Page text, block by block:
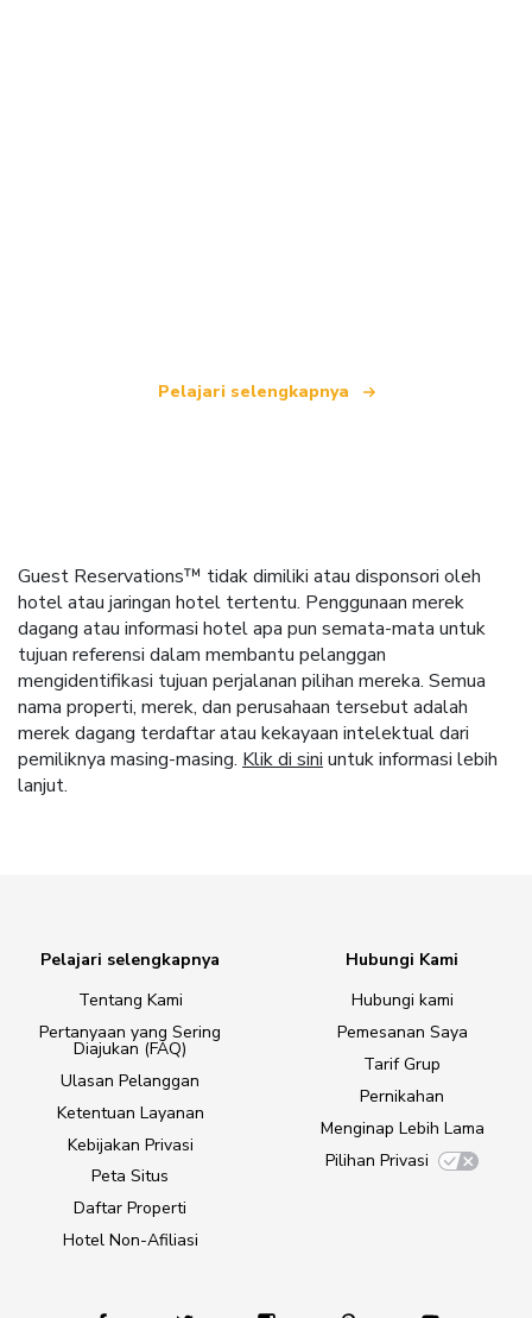
Pelajari selengkapnya
Guest Reservations™ tidak dimiliki atau disponsori oleh
hotel atau jaringan hotel tertentu. Penggunaan merek
dagang atau informasi hotel apa pun semata-mata untuk
tujuan referensi dalam membantu pelanggan
mengidentifikasi tujuan perjalanan pilihan mereka. Semua
nama properti, merek, dan perusahaan tersebut adalah
merek dagang terdaftar atau kekayaan intelektual dari
pemiliknya masing-masing. Klik di sini untuk informasi lebih
lanjut.
Pelajari selengkapnya
Tentang Kami
Pertanyaan yang Sering
Diajukan (FAQ)
Ulasan Pelanggan
Ketentuan Layanan
Kebijakan Privasi
Peta Situs
Daftar Properti
Hotel Non-Afiliasi
Hubungi Kami
Hubungi kami
Pemesanan Saya
Tarif Grup
Pernikahan
Menginap Lebih Lama
Pilihan Privasi